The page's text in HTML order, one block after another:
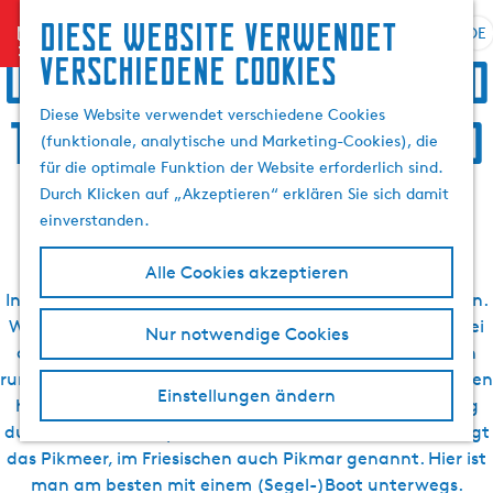
Diese website verwendet
verschiedene cookies
Diese Website verwendet verschiedene Cookies
(funktionale, analytische und Marketing-Cookies), die
für die optimale Funktion der Website erforderlich sind.
Durch Klicken auf „Akzeptieren“ erklären Sie sich damit
einverstanden.
Alle Cookies akzeptieren
Nur notwendige Cookies
Einstellungen ändern
menu
G
e
e
n
S
i
e
r
o
e
p
a
&
Buchen
n
S
p
r
a
w
ä
h
l
e
n
A
DE
Übernachten, Speis und
Trank, Sightseeing und
Aktivurlaub in Grou
In Grou und Umgebung gibt es jede Menge zu entdecken.
Wie wäre es z. B. mit einem Streifzug durch die Natur, bei
dem man in einer der vielen Vogelbeobachtungshütten
rund um Grou Ausschau nach einer Vielzahl von Vogelarten
halten kann? Oder brechen Sie auf zu einer Wanderung
durch den Nationalpark De Alde Feanen. Neben Grou liegt
das Pikmeer, im Friesischen auch Pikmar genannt. Hier ist
man am besten mit einem (Segel-)Boot unterwegs.